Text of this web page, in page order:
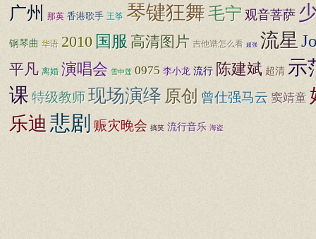
广州 那英 香港歌手 王筝 琴键狂舞毛宁 观音菩萨
钢琴曲 华语 2010 国服 高清图片 吉他谱怎么看 超强 流星
平凡 离婚 演唱会 雪中莲 0975 李小龙 流行 陈建斌 超清 示
课特级教师现场演绎 原创 曾仕强马云 窦靖童
乐迪 悲剧 赈灾晚会 搞笑 流行音乐 海盗